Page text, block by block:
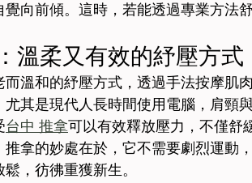
覺向前傾。這時，若能透過專業方法
溫柔又有效的紓壓方式
而溫和的紓壓方式，透過手法按摩肌
尤其是現代人長時間使用電腦，肩頸
台中 推拿可以有效釋放壓力，不僅舒
推拿的妙處在於，它不需要劇烈運動
，彷彿重獲新生。